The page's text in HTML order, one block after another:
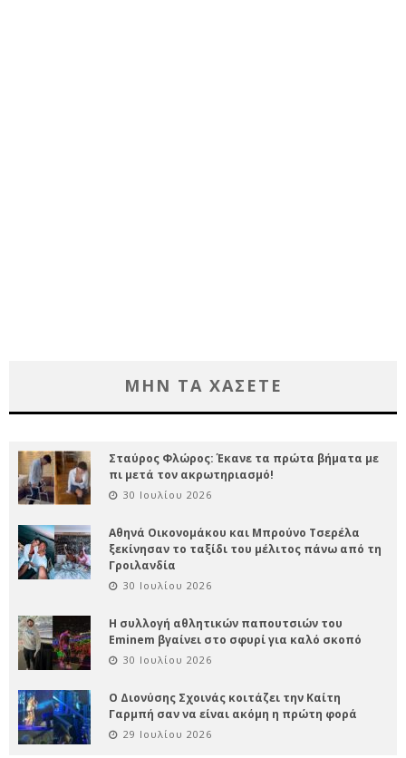
ΜΗΝ ΤΑ ΧΑΣΕΤΕ
Σταύρος Φλώρος: Έκανε τα πρώτα βήματα με
πι μετά τον ακρωτηριασμό!
30 Ιουλίου 2026
Αθηνά Οικονομάκου και Μπρούνο Τσερέλα
ξεκίνησαν το ταξίδι του μέλιτος πάνω από τη
Γροιλανδία
30 Ιουλίου 2026
Η συλλογή αθλητικών παπουτσιών του
Eminem βγαίνει στο σφυρί για καλό σκοπό
30 Ιουλίου 2026
Ο Διονύσης Σχοινάς κοιτάζει την Καίτη
Γαρμπή σαν να είναι ακόμη η πρώτη φορά
29 Ιουλίου 2026